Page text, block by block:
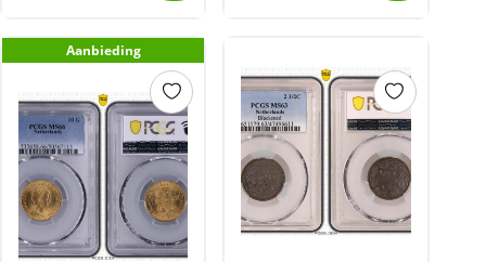
€3,25.
€2,75.
Aanbieding